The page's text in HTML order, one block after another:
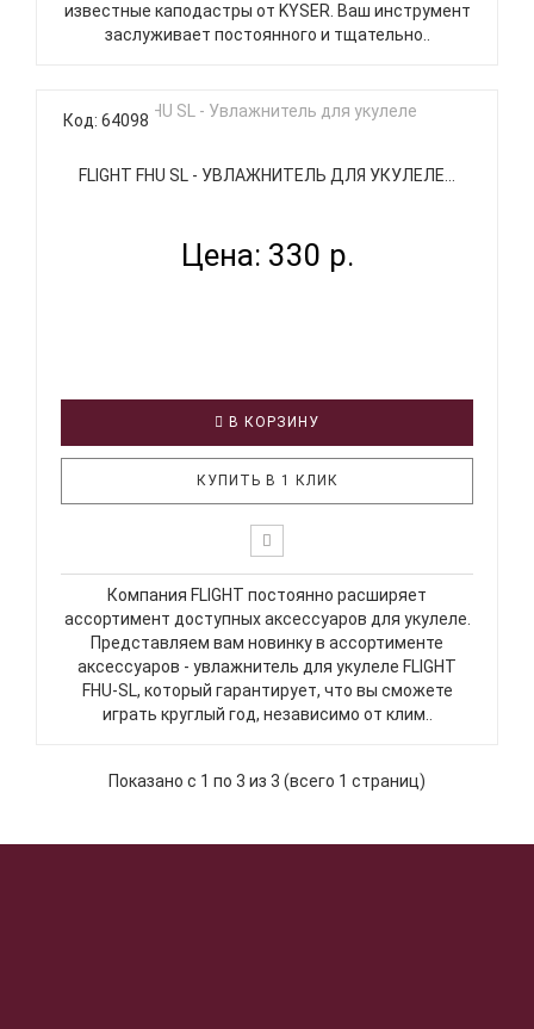
известные каподастры от KYSER. Ваш инструмент
заслуживает постоянного и тщательно..
Код: 64098
FLIGHT FHU SL - УВЛАЖНИТЕЛЬ ДЛЯ УКУЛЕЛЕ...
Цена: 330 р.
В КОРЗИНУ
КУПИТЬ В 1 КЛИК
Компания FLIGHT постоянно расширяет
ассортимент доступных аксессуаров для укулеле.
Представляем вам новинку в ассортименте
аксессуаров - увлажнитель для укулеле FLIGHT
FHU-SL, который гарантирует, что вы сможете
играть круглый год, независимо от клим..
Показано с 1 по 3 из 3 (всего 1 страниц)